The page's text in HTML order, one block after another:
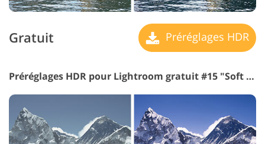
Gratuit Préréglages HDR
Préréglages HDR pour Lightroom gratuit #15 "Soft Shadows"